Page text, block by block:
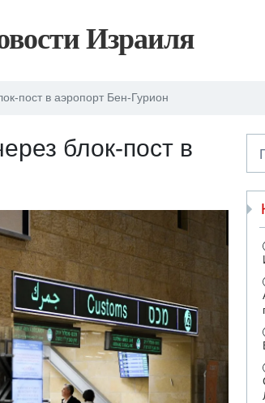
Израиля
пост в аэропорт Бен-Гурион
блок-пост в